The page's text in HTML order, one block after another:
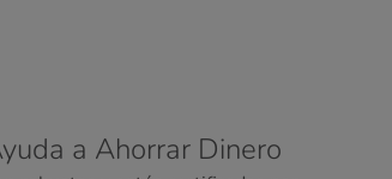
a Ahorrar Dinero